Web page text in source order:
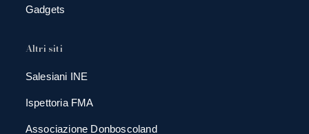
Gadgets
Altri siti
Salesiani INE
Ispettoria FMA
Associazione Donboscoland